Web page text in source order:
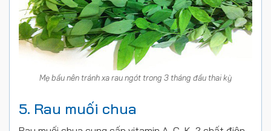
Mẹ bầu nên tránh xa rau ngót trong 3 tháng đầu thai kỳ
5. Rau muối chua